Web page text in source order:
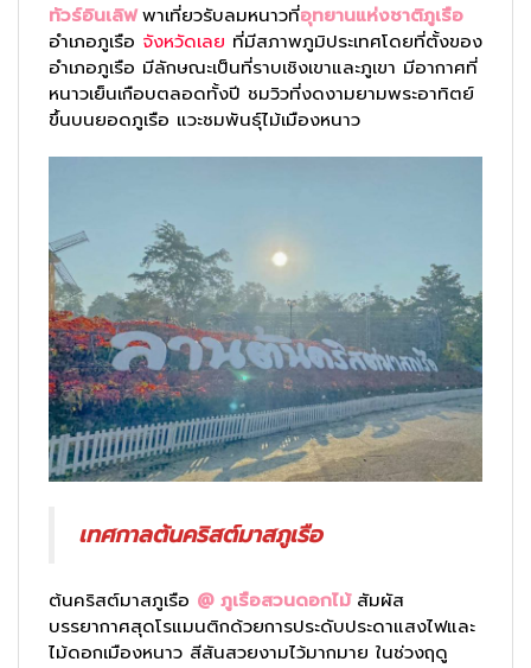
ทัวร์อินเลิฟพาเที่ยวรับลมหนาวที่อุทยานแห่งชาติภูเรือ
อำเภอภูเรือ จังหวัดเลย ที่มีสภาพภูมิประเทศโดยที่ตั้งของ
อำเภอภูเรือ มีลักษณะเป็นที่ราบเชิงเขาและภูเขา มีอากาศที่
หนาวเย็นเกือบตลอดทั้งปี ชมวิวที่งดงามยามพระอาทิตย์
ขึ้นบนยอดภูเรือ แวะชมพันธุ์ไม้เมืองหนาว
เทศกาลต้นคริสต์มาสภูเรือ
ต้นคริสต์มาสภูเรือ @ ภูเรือสวนดอกไม้ สัมผัส
บรรยากาศสุดโรแมนติกด้วยการประดับประดาแสงไฟและ
ไม้ดอกเมืองหนาว สีสันสวยงามไว้มากมาย ในช่วงฤดู